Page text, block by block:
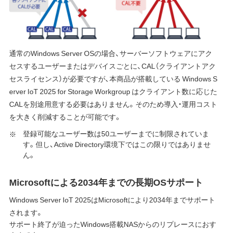
通常のWindows Server OSの場合、サーバーソフトウェアにアク
セスするユーザーまたはデバイスごとに、CAL（クライアントアク
セスライセンス）が必要ですが、本商品が搭載している Windows S
erver IoT 2025 for Storage Workgroup はクライアント数に応じた
CALを別途用意する必要はありません。そのため導入・運用コスト
を大きく削減することが可能です。
登録可能なユーザー数は50ユーザーまでに制限されていま
す。但し、Active Directory環境下ではこの限りではありませ
ん。
Microsoftによる2034年までの長期OSサポート
Windows Server IoT 2025はMicrosoftにより2034年までサポート
されます。
サポート終了が迫ったWindows搭載NASからのリプレースにおす